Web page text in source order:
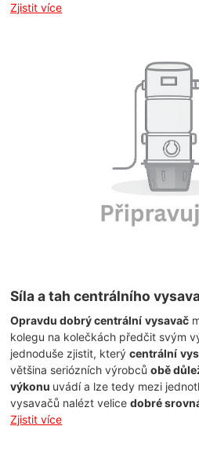
Zjistit více
Síla a tah centrálního
Opravdu dobrýcentrální vysavač
kolegu na kolečkách předčit svým
jednoduše zjistit, kterýcentrální
většina seriózních výrobcůobě
výkonu uvádí a lze tedy mezi
vysavačů nalézt velicedobré
Zjistit více